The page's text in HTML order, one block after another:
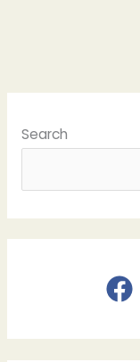
Search